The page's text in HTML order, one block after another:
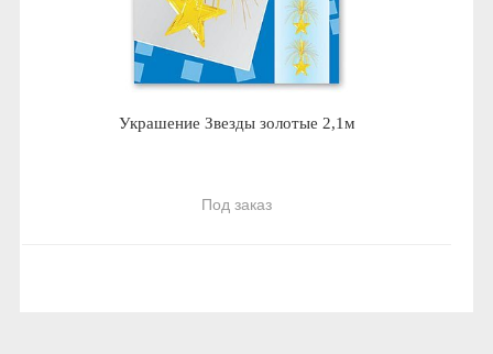
Украшение Звезды золотые 2,1м
Под заказ